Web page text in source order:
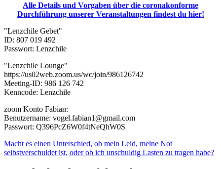
Alle Details und Vorgaben über die coronakonforme
Durchführung unserer Veranstaltungen findest du hier!
"Lenzchile Gebet"
ID: 807 019 492
Passwort: Lenzchile
"Lenzchile Lounge"
https://us02web.zoom.us/wc/join/986126742
Meeting-ID: 986 126 742
Kenncode: Lenzchile
zoom Konto Fabian:
Benutzername: vogel.fabian1@gmail.com
Passwort: Q396PcZ6W0f4tNeQhW0S
Macht es einen Unterschied, ob mein Leid, meine Not
selbstverschuldet ist, oder ob ich unschuldig Lasten zu tragen habe?